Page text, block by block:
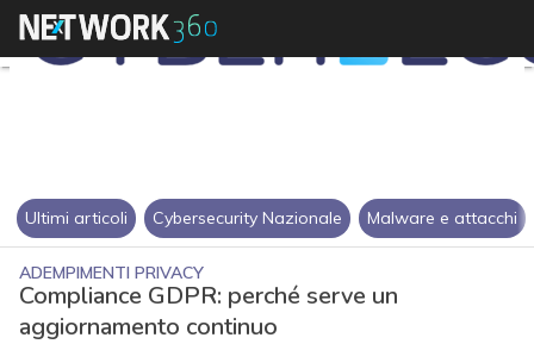
Ultimi articoli Cybersecurity Nazionale Malware e attacchi
ADEMPIMENTI PRIVACY
Compliance GDPR: perché serve un
aggiornamento continuo